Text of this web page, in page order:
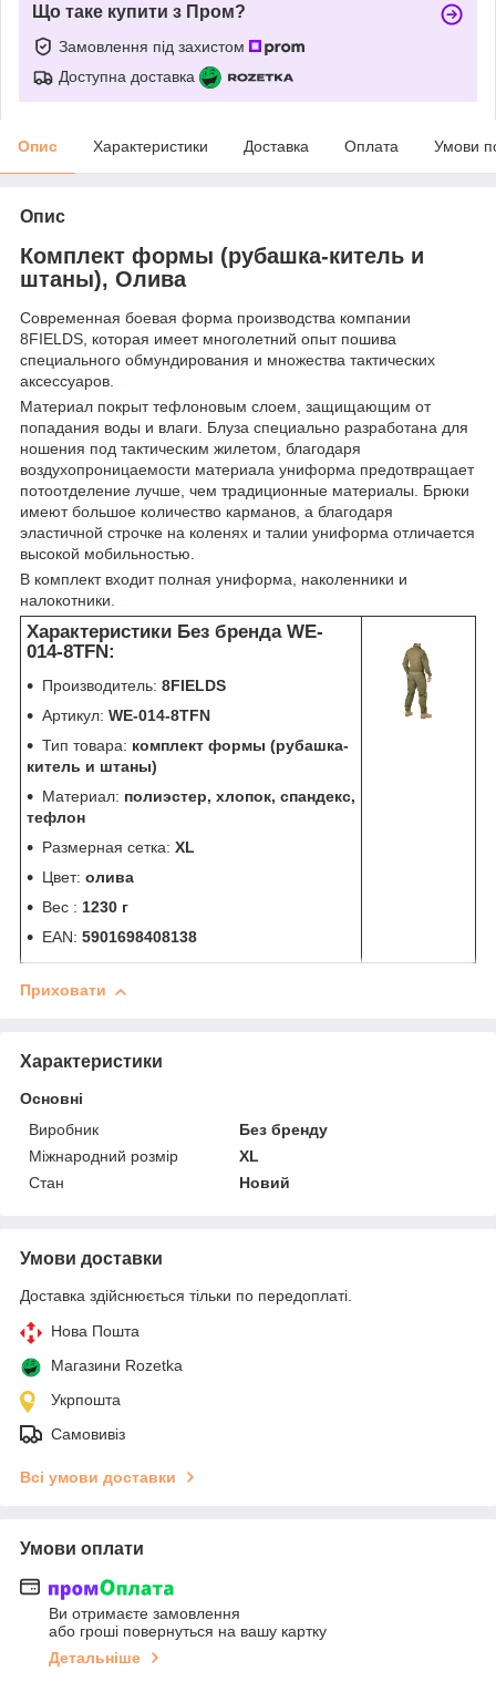
Що таке купити з Пром?
Замовлення під захистом
Доступна доставка
Опис Характеристики Доставка Оплата Умови
Опис
Комплект формы (рубашка-китель и
штаны), Олива
Современная боевая форма производства компании
8FIELDS, которая имеет многолетний опыт пошива
специального обмундирования и множества тактических
аксессуаров.
Материал покрыт тефлоновым слоем, защищающим от
попадания воды и влаги. Блуза специально разработана для
ношения под тактическим жилетом, благодаря
воздухопроницаемости материала униформа предотвращает
потоотделение лучше, чем традиционные материалы. Брюки
имеют большое количество карманов, а благодаря
эластичной строчке на коленях и талии униформа отличается
высокой мобильностью.
В комплект входит полная униформа, наколенники и
налокотники.
Характеристики Без бренда WE-
014-8TFN:
Производитель: 8FIELDS
Артикул: WE-014-8TFN
Тип товара: комплект формы (рубашка-
китель и штаны)
Материал: полиэстер, хлопок, спандекс,
тефлон
Размерная сетка: XL
Цвет: олива
Вес : 1230 г
EAN: 5901698408138
Приховати
Характеристики
Основні
Виробник
Без бренду
Міжнародний розмір
XL
Стан
Новий
Умови доставки
Доставка здійснюється тільки по передоплаті.
Нова Пошта
Магазини Rozetka
Укрпошта
Самовивіз
Всі умови доставки
Умови оплати
Ви отримаєте замовлення
або гроші повернуться на вашу картку
Детальніше